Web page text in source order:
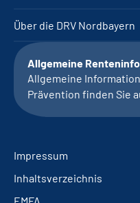
Über die DRV Nordbayern
Allgemeine
Allgemeine
Prävention finden Sie
Impressum
Inhaltsverzeichnis